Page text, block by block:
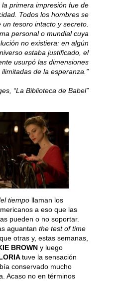
primera impresión fue de
Todos los hombres se
tesoro intacto y secreto.
personal o mundial cuya
no existiera: en algún
estaba justificado, el
usurpó las dimensiones
ilimitadas de la esperanza.”
“La Biblioteca de Babel”
tiempollaman los
a eso que las
pueden o no soportar.
aguantan the test of time
otras y, estas semanas,
BROWN y luego
tuve la sensación
conservado mucho
Acaso no en términos